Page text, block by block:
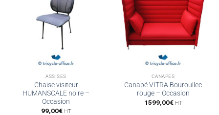
ASSISES
Chaise visiteur
HUMANSCALE noire –
Occasion
99,00€ HT
CANAPÉS
Canapé VITRA Bouroullec
rouge – Occasion
1599,00€ HT